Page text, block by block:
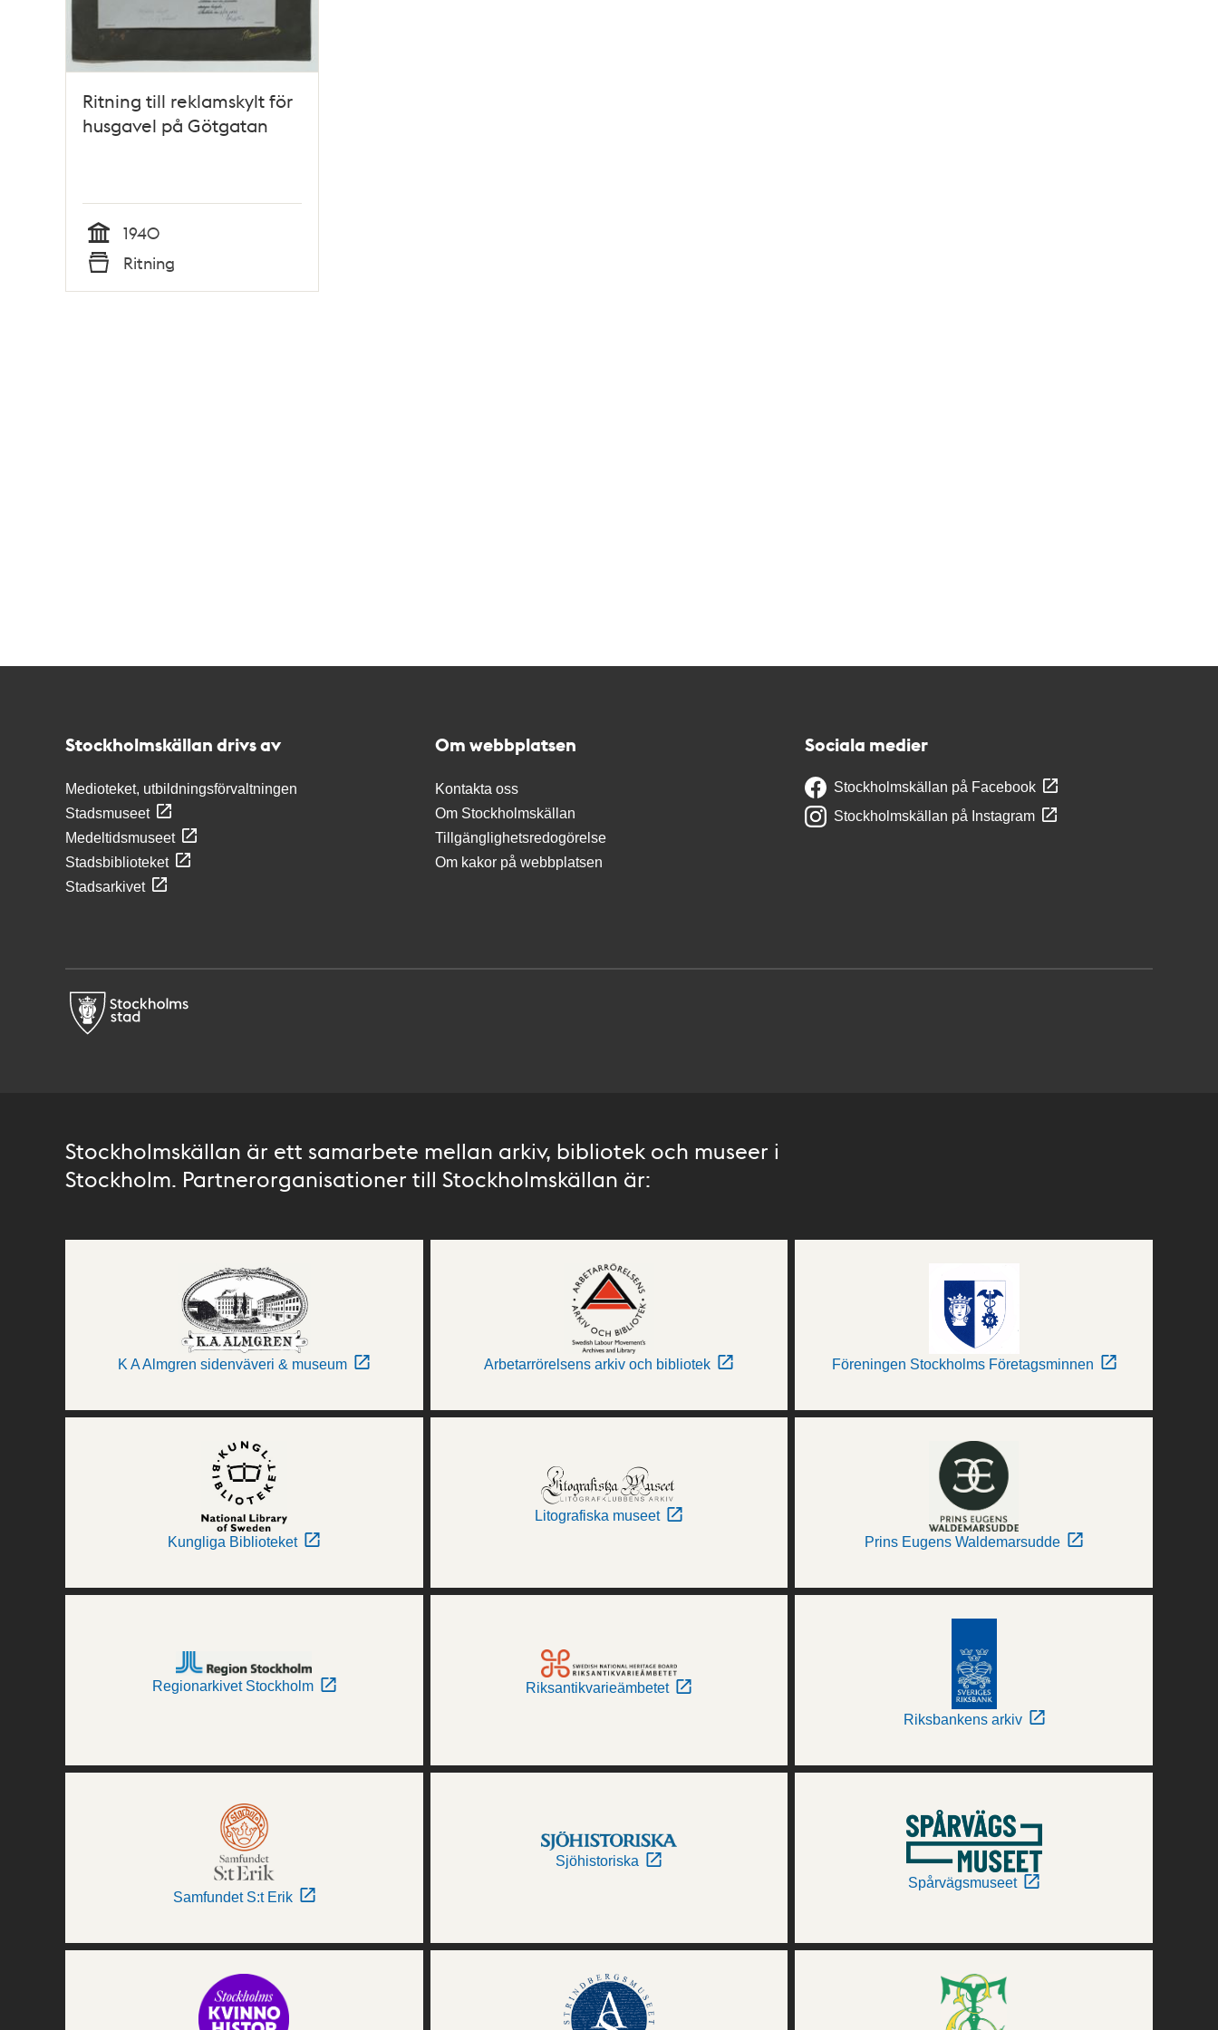
Ritning till reklamskylt för
husgavel på Götgatan
Tid
1940
Typ
Ritning
Stockholmskällan drivs av
Medioteket, utbildningsförvaltningen
Stadsmuseet
Medeltidsmuseet
Stadsbiblioteket
Stadsarkivet
Om webbplatsen
Kontakta oss
Om Stockholmskällan
Tillgänglighetsredogörelse
Om kakor på webbplatsen
Sociala medier
Stockholmskällan på Facebook
Stockholmskällan på Instagram
Stockholmskällan är ett samarbete mellan arkiv, bibliotek och museer i
Stockholm. Partnerorganisationer till Stockholmskällan är:
K A Almgren sidenväveri & museum Arbetarrörelsens arkiv och bibliotek Föreningen Stockholms Företagsminnen
Kungliga Biblioteket
Litografiska museet
Prins Eugens Waldemarsudde
Regionarkivet Stockholm Riksantikvarieämbetet
Riksbankens arkiv
Samfundet S:t Erik
Sjöhistoriska
Spårvägsmuseet